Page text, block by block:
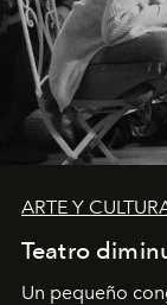
ARTE Y
Teatro
Un pequeño